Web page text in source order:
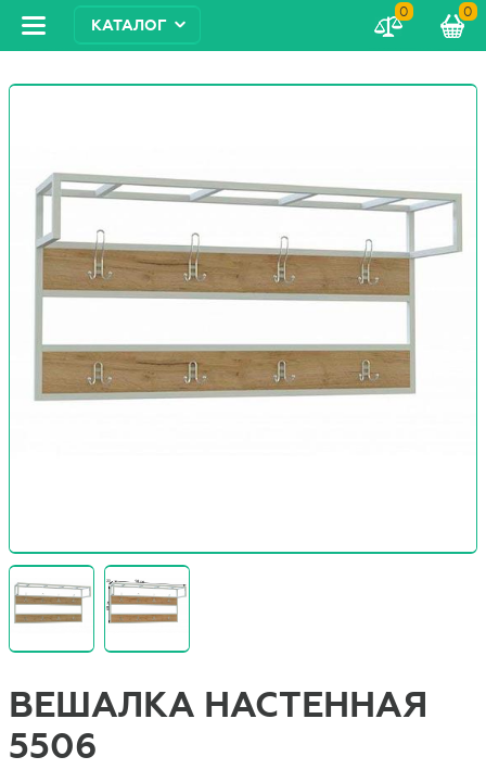
КАТАЛОГ
0 0
ВЕШАЛКА НАСТЕННАЯ
5506